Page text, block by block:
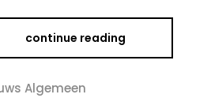
continue reading
Algemeen